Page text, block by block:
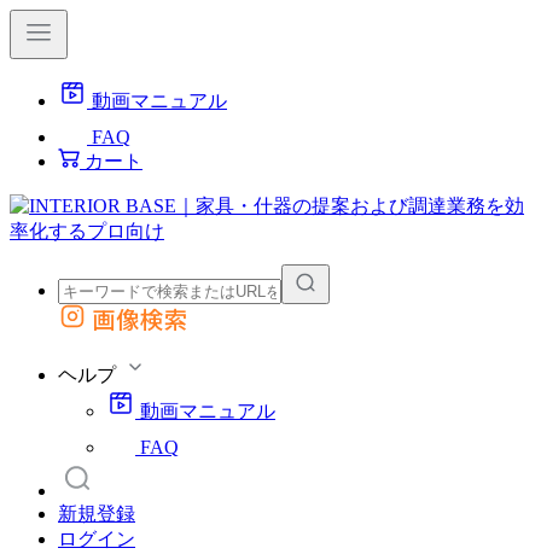
動画マニュアル
FAQ
カート
外部サイトの商品をカートに追加
画像検索
ヘルプ
動画マニュアル
FAQ
新規登録
ログイン